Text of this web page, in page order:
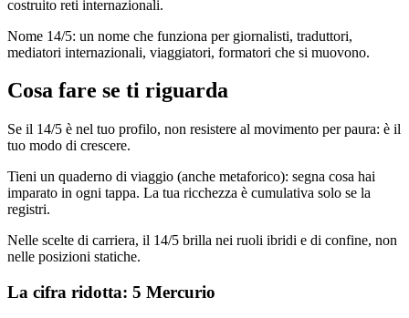
costruito reti internazionali.
Nome 14/5: un nome che funziona per giornalisti, traduttori,
mediatori internazionali, viaggiatori, formatori che si muovono.
Cosa fare se ti riguarda
Se il 14/5 è nel tuo profilo, non resistere al movimento per paura: è il
tuo modo di crescere.
Tieni un quaderno di viaggio (anche metaforico): segna cosa hai
imparato in ogni tappa. La tua ricchezza è cumulativa solo se la
registri.
Nelle scelte di carriera, il 14/5 brilla nei ruoli ibridi e di confine, non
nelle posizioni statiche.
La cifra ridotta: 5 Mercurio